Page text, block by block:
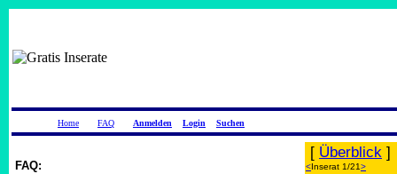
Home FAQ Anmelden Login Suchen
FAQ:
[ Überblick
<Inserat 1/21>